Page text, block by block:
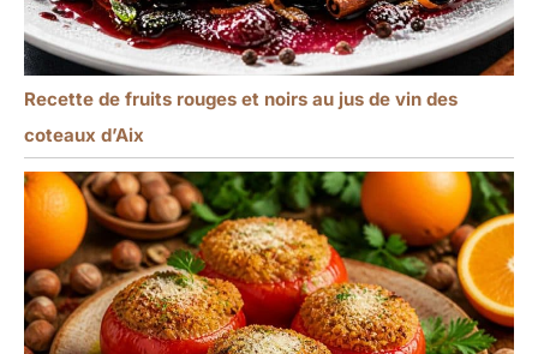
Recette de fruits rouges et noirs au jus de vin des
coteaux d’Aix